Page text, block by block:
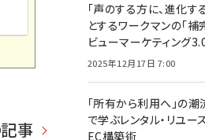
事
「声のする方に、進化
とするワークマンの「補
ビューマーケティング
2025年12月17日 7:00
「所有から利用へ」の
で学ぶレンタル・リユ
EC構築術